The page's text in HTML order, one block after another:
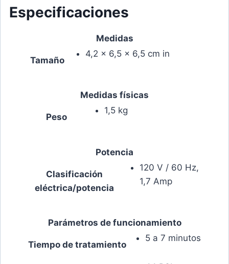
Especificaciones
Medidas
Tamaño
4,2 x 6,5 x 6,5 cm in
Medidas físicas
Peso
1,5 kg
Potencia
Clasificación
eléctrica/potencia
120 V / 60 Hz,
1,7 Amp
Parámetros de funcionamiento
Tiempo de tratamiento
5 a 7 minutos